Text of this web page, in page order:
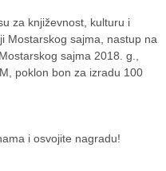
za književnost, kulturu i
Mostarskog sajma, nastup na
sajma 2018. g.,
poklon bon za izradu 100
i osvojite nagradu!